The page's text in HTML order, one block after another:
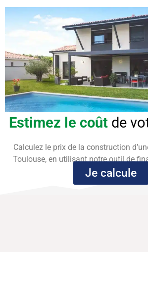
Estimez le coûtde
Calculez le prix de la construction
Toulouse, en utilisant notre outil de
Je calcule